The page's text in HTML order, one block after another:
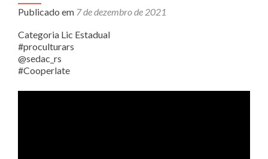
Publicado em 7 de dezembro de 2021
Categoria Lic Estadual
#proculturars
@sedac_rs
#Cooperlate